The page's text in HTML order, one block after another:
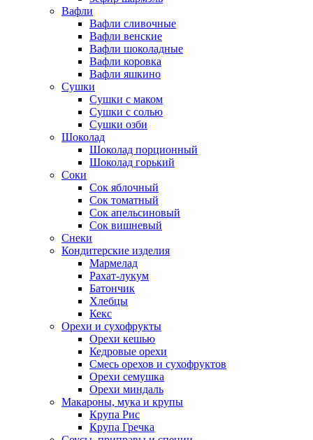
Вафли
Вафли сливочные
Вафли венские
Вафли шоколадные
Вафли коровка
Вафли яшкино
Сушки
Сушки с маком
Сушки с солью
Сушки озби
Шоколад
Шоколад порционный
Шоколад горький
Соки
Сок яблочный
Сок томатный
Сок апельсиновый
Сок вишневый
Снеки
Кондитерские изделия
Мармелад
Рахат-лукум
Батончик
Хлебцы
Кекс
Орехи и сухофрукты
Орехи кешью
Кедровые орехи
Смесь орехов и сухофруктов
Орехи семушка
Орехи миндаль
Макароны, мука и крупы
Крупа Рис
Крупа Гречка